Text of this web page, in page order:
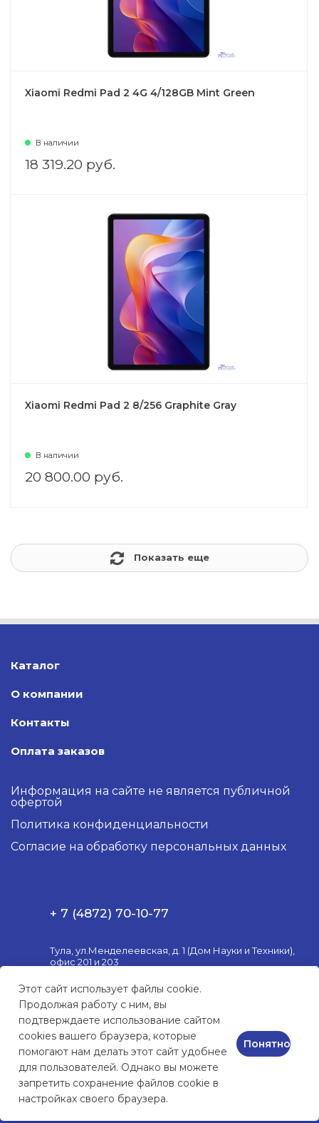
Xiaomi Redmi Pad 2 4G 4/128GB Mint Green
В наличии
18 319.20 руб.
Xiaomi Redmi Pad 2 8/256 Graphite Gray
В наличии
20 800.00 руб.
Показать еще
Каталог
О компании
Контакты
Оплата заказов
Информация на сайте не является публичной
офертой
Политика конфиденциальности
Согласие на обработку персональных данных
+ 7 (4872) 70-10-77
Тула, ул.Менделеевская, д. 1 (Дом Науки и Техники),
офис 201 и 203
market@3postulat.ru
КОМПЬЮТЕРНАЯ ТЕХНИКА
и сервисное обслуживание
Этот сайт использует файлы cookie.
Продолжая работу с ним, вы
подтверждаете использование сайтом
cookies вашего браузера, которые
помогают нам делать этот сайт удобнее
для пользователей. Однако вы можете
запретить сохранение файлов cookie в
настройках своего браузера.
Понятно